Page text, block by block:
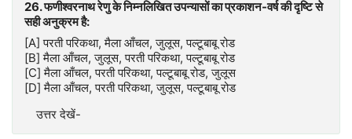
26. फणीश्वरनाथ रेणु के निम्नलिखित उपन्यासों का प्रकाशन-वर्ष की दृष्टि से
सही अनुक्रम है:
[A] परती परिकथा, मैला आँचल, जुलूस, पल्टूबाबू रोड
[B] मैला आँचल, जुलूस, परती परिकथा, पल्टूबाबू रोड
[C] मैला आँचल, परती परिकथा, पल्टूबाबू रोड, जुलूस
[D] मैला आँचल, परती परिकथा, जुलूस, पल्टूबाबू रोड
उत्तर देखें-